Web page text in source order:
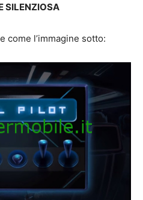
SILENZIOSA
come l’immagine sotto: